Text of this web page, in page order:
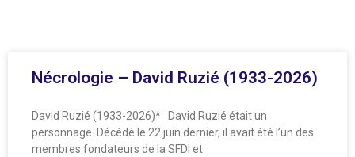
Nécrologie – David Ruzié (1933-2026)
David Ruzié (1933-2026)* David Ruzié était un
personnage. Décédé le 22 juin dernier, il avait été l’un des
membres fondateurs de la SFDI et